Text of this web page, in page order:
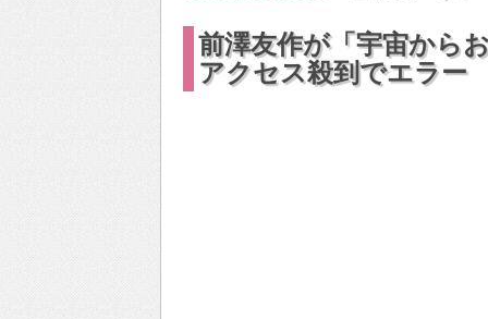
前澤友作が「宇宙から
アクセス殺到でエラー